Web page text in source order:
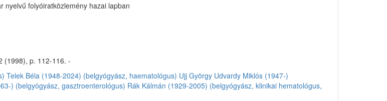
nyelvű folyóiratközlemény hazai lapban
(1998), p. 112-116. -
Telek Béla (1948-2024) (belgyógyász, haematológus) Ujj György Udvardy Miklós (1947-)
) (belgyógyász, gasztroenterológus) Rák Kálmán (1929-2005) (belgyógyász, klinikai hematológus,